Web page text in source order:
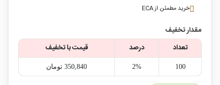
خرید مطمئن از ECA
مقدار تخفیف
تعداد
درصد قیمت با تخفیف
100
2% 350,840‎ تومان